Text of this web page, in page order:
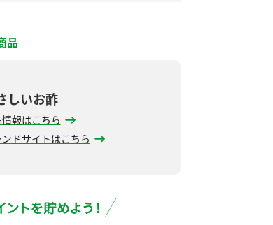
品
しいお酢
情報はこちら
ンドサイトはこちら